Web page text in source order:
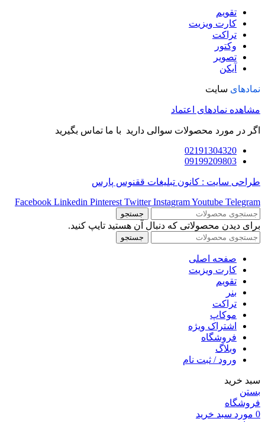
تقویم
کارت ویزیت
تراکت
وکتور
تصویر
آیکن
نمادهای سایت
مشاهده نمادهای اعتماد
اگر در مورد محصولات سوالی دارید با ما تماس بگیرید
02191304320
09199209803
طراحی سایت : کانون تبلیغات ققنوس پارس
Facebook Linkedin Pinterest Twitter InstagramYoutube Telegram
جستجو
برای دیدن محصولاتی که دنبال آن هستید تایپ کنید.
جستجو
صفحه اصلی
کارت ویزیت
تقویم
بنر
تراکت
موکاپ
اشتراک ویژه
فروشگاه
وبلاگ
ورود / ثبت نام
سبد خرید
بستن
فروشگاه
0 مورد سبد خرید